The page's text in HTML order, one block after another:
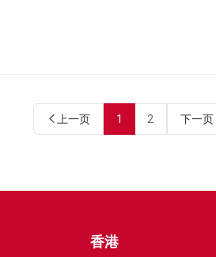
上一页 1 2 下一页
香港